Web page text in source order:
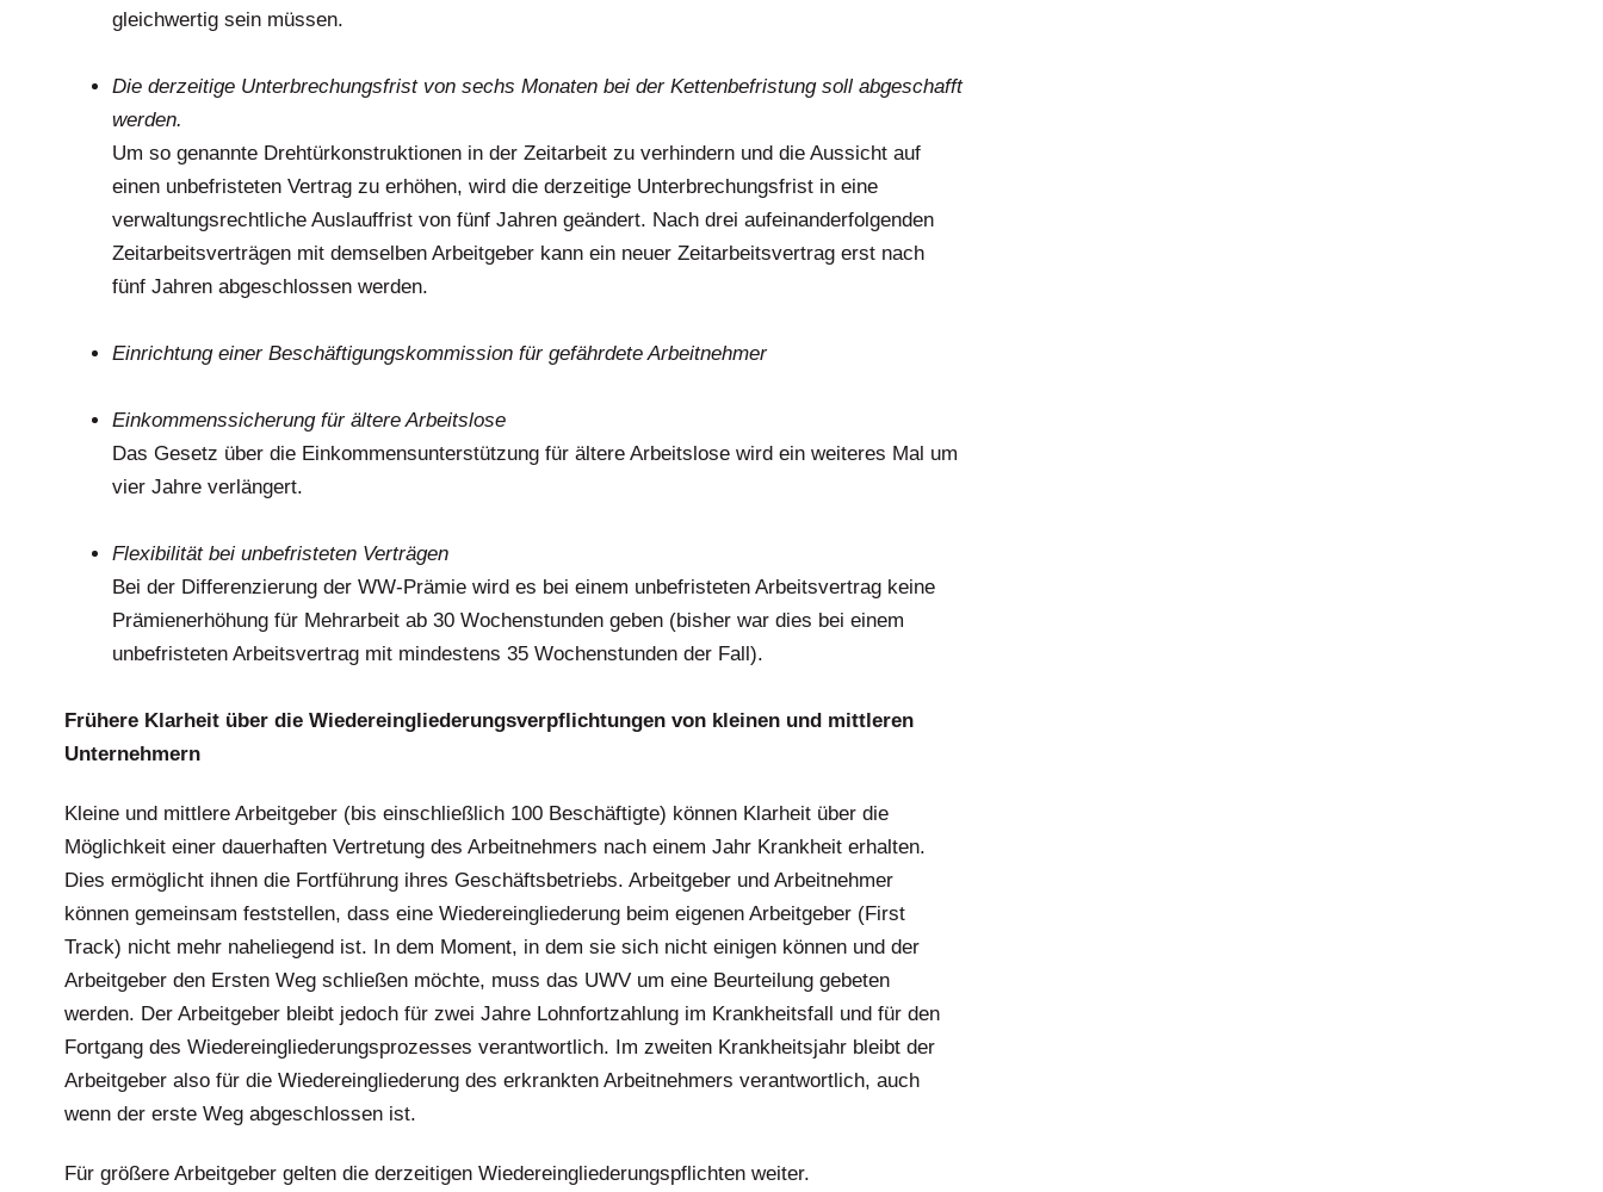
gleichwertig sein müssen.
Die derzeitige Unterbrechungsfrist von sechs Monaten bei der Kettenbefristung soll abgeschafft
werden.
Um so genannte Drehtürkonstruktionen in der Zeitarbeit zu verhindern und die Aussicht auf
einen unbefristeten Vertrag zu erhöhen, wird die derzeitige Unterbrechungsfrist in eine
verwaltungsrechtliche Auslauffrist von fünf Jahren geändert. Nach drei aufeinanderfolgenden
Zeitarbeitsverträgen mit demselben Arbeitgeber kann ein neuer Zeitarbeitsvertrag erst nach
fünf Jahren abgeschlossen werden.
Einrichtung einer Beschäftigungskommission für gefährdete Arbeitnehmer
Einkommenssicherung für ältere Arbeitslose
Das Gesetz über die Einkommensunterstützung für ältere Arbeitslose wird ein weiteres Mal um
vier Jahre verlängert.
Flexibilität bei unbefristeten Verträgen
Bei der Differenzierung der WW-Prämie wird es bei einem unbefristeten Arbeitsvertrag keine
Prämienerhöhung für Mehrarbeit ab 30 Wochenstunden geben (bisher war dies bei einem
unbefristeten Arbeitsvertrag mit mindestens 35 Wochenstunden der Fall).
Frühere Klarheit über die Wiedereingliederungsverpflichtungen von kleinen und mittleren
Unternehmern
Kleine und mittlere Arbeitgeber (bis einschließlich 100 Beschäftigte) können Klarheit über die
Möglichkeit einer dauerhaften Vertretung des Arbeitnehmers nach einem Jahr Krankheit erhalten.
Dies ermöglicht ihnen die Fortführung ihres Geschäftsbetriebs. Arbeitgeber und Arbeitnehmer
können gemeinsam feststellen, dass eine Wiedereingliederung beim eigenen Arbeitgeber (First
Track) nicht mehr naheliegend ist. In dem Moment, in dem sie sich nicht einigen können und der
Arbeitgeber den Ersten Weg schließen möchte, muss das UWV um eine Beurteilung gebeten
werden. Der Arbeitgeber bleibt jedoch für zwei Jahre Lohnfortzahlung im Krankheitsfall und für den
Fortgang des Wiedereingliederungsprozesses verantwortlich. Im zweiten Krankheitsjahr bleibt der
Arbeitgeber also für die Wiedereingliederung des erkrankten Arbeitnehmers verantwortlich, auch
wenn der erste Weg abgeschlossen ist.
Für größere Arbeitgeber gelten die derzeitigen Wiedereingliederungspflichten weiter.